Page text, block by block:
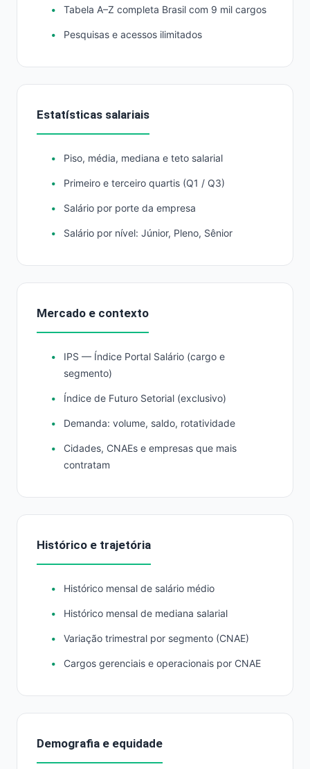
Tabela A–Z completa Brasil com 9 mil cargos
Pesquisas e acessos ilimitados
Estatísticas salariais
Piso, média, mediana e teto salarial
Primeiro e terceiro quartis (Q1 / Q3)
Salário por porte da empresa
Salário por nível: Júnior, Pleno, Sênior
Mercado e contexto
IPS — Índice Portal Salário (cargo e
segmento)
Índice de Futuro Setorial (exclusivo)
Demanda: volume, saldo, rotatividade
Cidades, CNAEs e empresas que mais
contratam
Histórico e trajetória
Histórico mensal de salário médio
Histórico mensal de mediana salarial
Variação trimestral por segmento (CNAE)
Cargos gerenciais e operacionais por CNAE
Demografia e equidade